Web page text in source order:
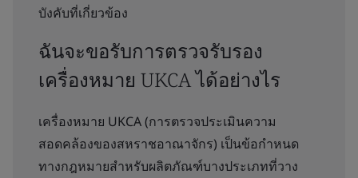
บังคับที่เกี่ยวข้อง
ฉันจะขอรับการตรวจรับรอง
เครื่องหมาย UKCA ได้อย่างไร
เครื่องหมาย UKCA (การตรวจประเมินความ
สอดคล้องของสหราชอาณาจักร) เป็นข้อกำหนด
ทางกฎหมายสำหรับผลิตภัณฑ์บางประเภทที่วาง